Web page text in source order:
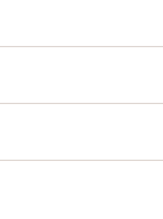
んにおすすめです。